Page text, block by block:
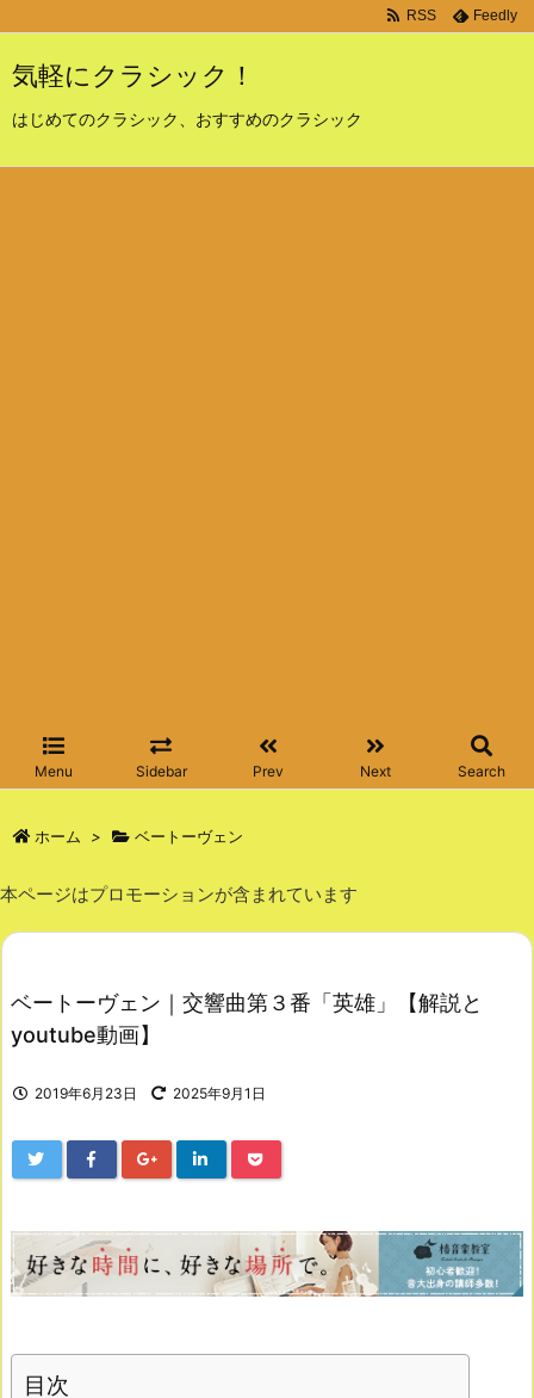
気軽にクラシック！
はじめてのクラシック、おすすめのクラシック
Menu Sidebar Prev Next Search
RSS Feedly
ホーム > ベートーヴェン
本ページはプロモーションが含まれています
ベートーヴェン｜交響曲第３番「英雄」【解説と
youtube動画】
2019年6月23日 2025年9月1日
目次